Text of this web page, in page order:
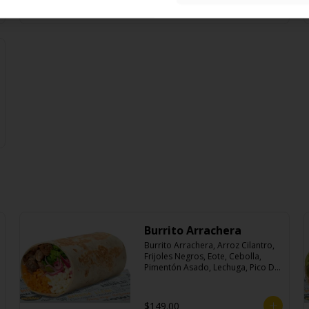
Burrito Arrachera
Burrito Arrachera, Arroz Cilantro,
Frijoles Negros, Eote, Cebolla,
Pimentón Asado, Lechuga, Pico De
$149.00